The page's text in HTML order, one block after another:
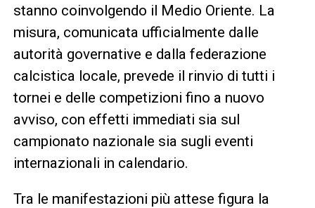
stanno coinvolgendo il Medio Oriente. La
misura, comunicata ufficialmente dalle
autorità governative e dalla federazione
calcistica locale, prevede il rinvio di tutti i
tornei e delle competizioni fino a nuovo
avviso, con effetti immediati sia sul
campionato nazionale sia sugli eventi
internazionali in calendario.
Tra le manifestazioni più attese figura la